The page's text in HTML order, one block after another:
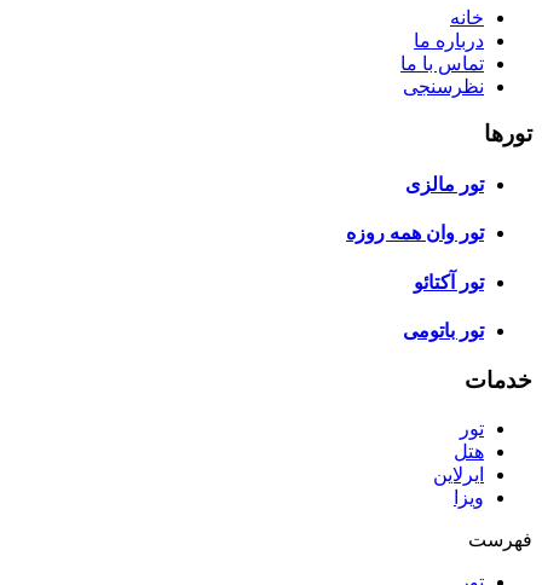
خانه
درباره ما
تماس با ما
نظرسنجی
تورها
تور مالزی
تور وان همه روزه
تور آکتائو
تور باتومی
خدمات
تور
هتل
ایرلاین
ویزا
فهرست